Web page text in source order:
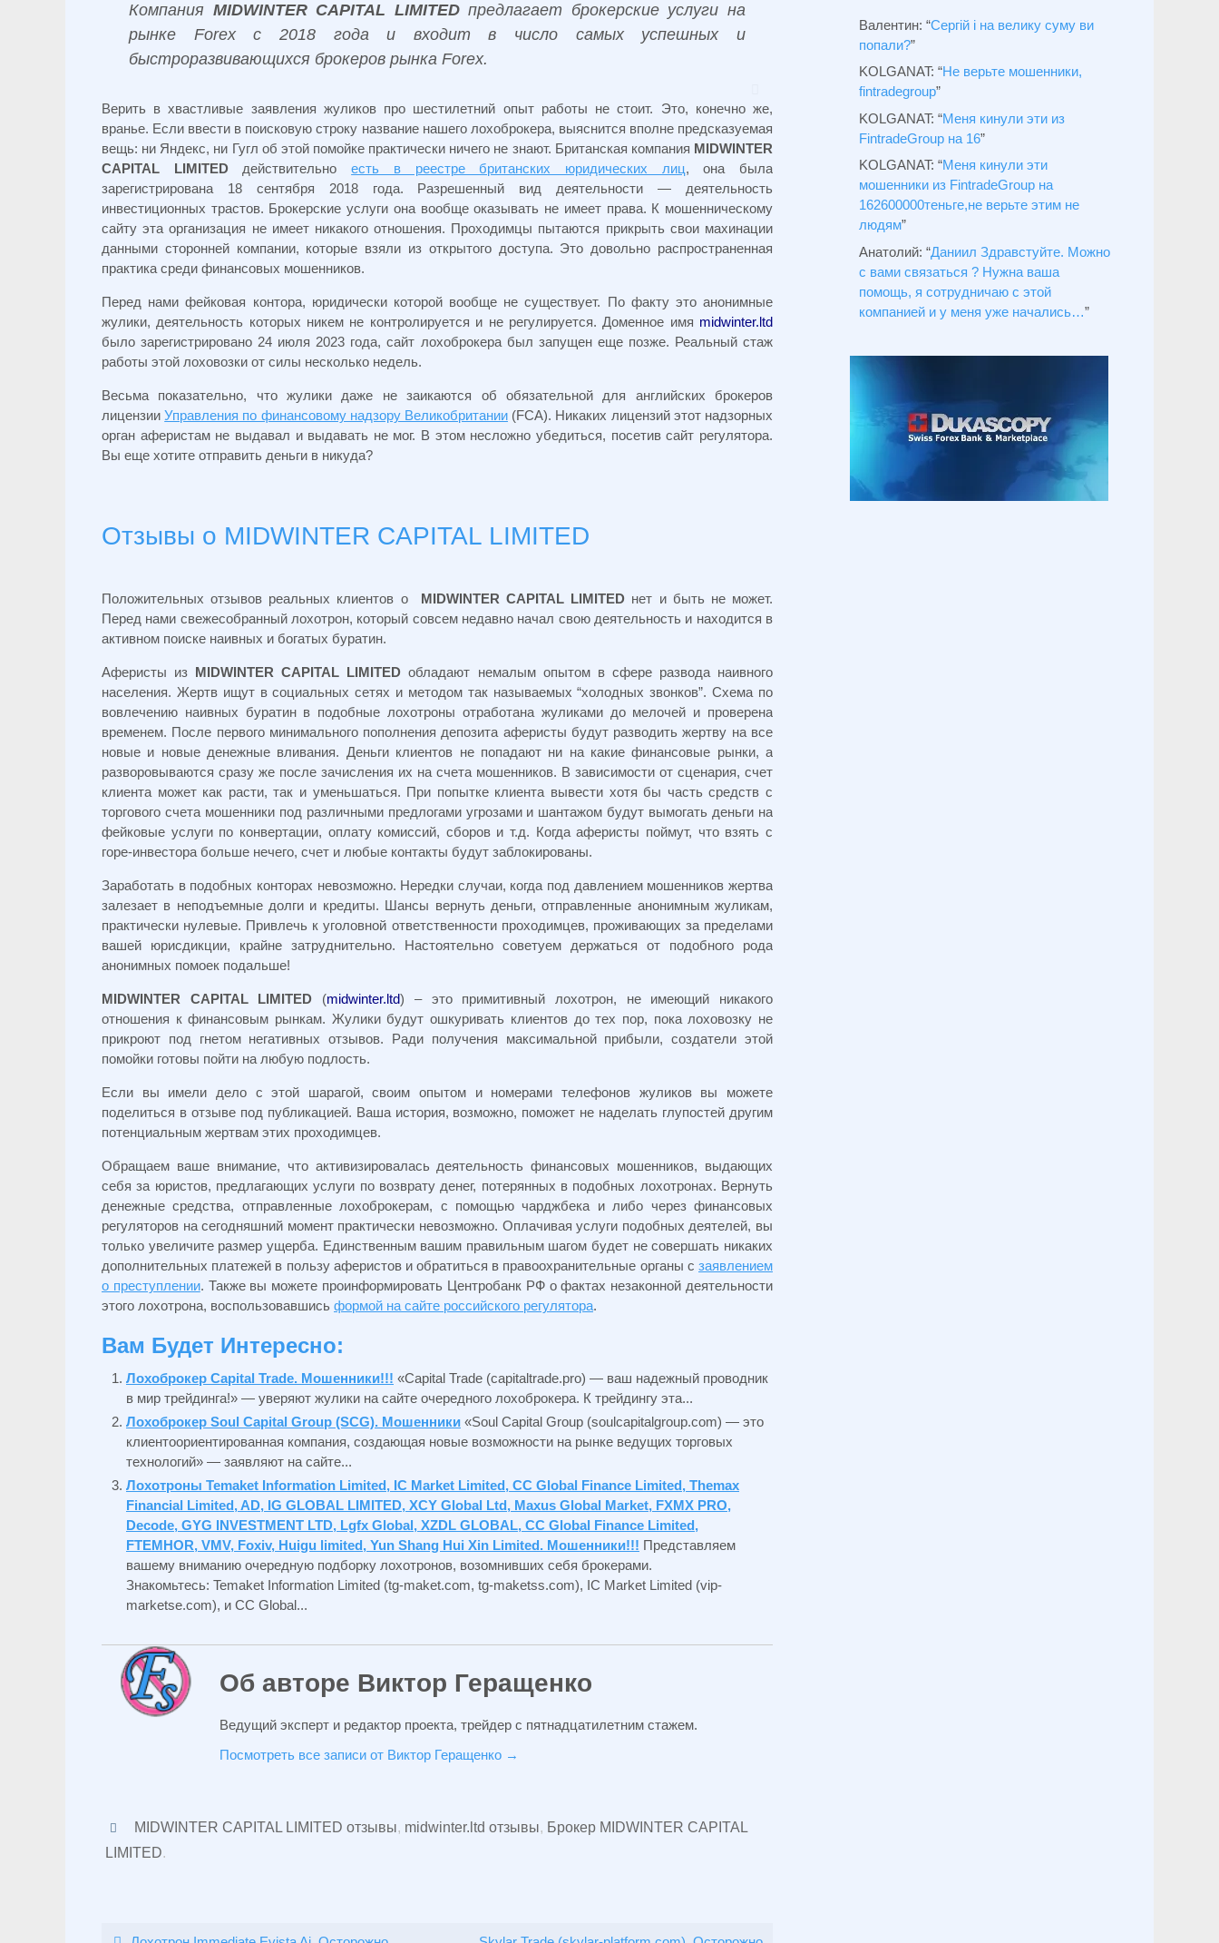
Компания MIDWINTER CAPITAL LIMITEDпредлагает брокерские услуги на
рынке Forex с 2018 года и входит в число самых успешных и
быстроразвивающихся брокеров рынка Forex.
Верить в хвастливые заявления жуликов про шестилетний опыт работы не стоит. Это, конечно же,
вранье. Если ввести в поисковую строку название нашего лохоброкера, выяснится вполне предсказуемая
вещь: ни Яндекс, ни Гугл об этой помойке практически ничего не знают. Британская компания MIDWINTER
CAPITAL LIMITED действительноесть в реестре британских юридических лиц, она была
зарегистрирована 18 сентября 2018 года. Разрешенный вид деятельности — деятельность
инвестиционных трастов. Брокерские услуги она вообще оказывать не имеет права. К мошенническому
сайту эта организация не имеет никакого отношения. Проходимцы пытаются прикрыть свои махинации
данными сторонней компании, которые взяли из открытого доступа. Это довольно распространенная
практика среди финансовых мошенников.
Перед нами фейковая контора, юридически которой вообще не существует. По факту это анонимные
жулики, деятельность которых никем не контролируется и не регулируется. Доменное имя midwinter.ltd
было зарегистрировано 24 июля 2023 года, сайт лохоброкера был запущен еще позже. Реальный стаж
работы этой лоховозки от силы несколько недель.
Весьма показательно, что жулики даже не заикаются об обязательной для английских брокеров
лицензииУправления по финансовому надзору Великобритании (FCA). Никаких лицензий этот надзорных
орган аферистам не выдавал и выдавать не мог. В этом несложно убедиться, посетив сайт регулятора.
Вы еще хотите отправить деньги в никуда?
Отзывы о MIDWINTER CAPITAL LIMITED
Положительных отзывов реальных клиентов о MIDWINTER CAPITAL LIMITED нет и быть не может.
Перед нами свежесобранный лохотрон, который совсем недавно начал свою деятельность и находится в
активном поиске наивных и богатых буратин.
Аферисты из MIDWINTER CAPITAL LIMITED обладают немалым опытом в сфере развода наивного
населения. Жертв ищут в социальных сетях и методом так называемых “холодных звонков”. Схема по
вовлечению наивных буратин в подобные лохотроны отработана жуликами до мелочей и проверена
временем. После первого минимального пополнения депозита аферисты будут разводить жертву на все
новые и новые денежные вливания. Деньги клиентов не попадают ни на какие финансовые рынки, а
разворовываются сразу же после зачисления их на счета мошенников. В зависимости от сценария, счет
клиента может как расти, так и уменьшаться. При попытке клиента вывести хотя бы часть средств с
торгового счета мошенники под различными предлогами угрозами и шантажом будут вымогать деньги на
фейковые услуги по конвертации, оплату комиссий, сборов и т.д. Когда аферисты поймут, что взять с
горе-инвестора больше нечего, счет и любые контакты будут заблокированы.
Заработать в подобных конторах невозможно. Нередки случаи, когда под давлением мошенников жертва
залезает в неподъемные долги и кредиты. Шансы вернуть деньги, отправленные анонимным жуликам,
практически нулевые. Привлечь к уголовной ответственности проходимцев, проживающих за пределами
вашей юрисдикции, крайне затруднительно. Настоятельно советуем держаться от подобного рода
анонимных помоек подальше!
MIDWINTER CAPITAL LIMITED (midwinter.ltd) – это примитивный лохотрон, не имеющий никакого
отношения к финансовым рынкам. Жулики будут ошкуривать клиентов до тех пор, пока лоховозку не
прикроют под гнетом негативных отзывов. Ради получения максимальной прибыли, создатели этой
помойки готовы пойти на любую подлость.
Если вы имели дело с этой шарагой, своим опытом и номерами телефонов жуликов вы можете
поделиться в отзыве под публикацией. Ваша история, возможно, поможет не наделать глупостей другим
потенциальным жертвам этих проходимцев.
Обращаем ваше внимание, что активизировалась деятельность финансовых мошенников, выдающих
себя за юристов, предлагающих услуги по возврату денег, потерянных в подобных лохотронах. Вернуть
денежные средства, отправленные лохоброкерам, с помощью чарджбека и либо через финансовых
регуляторов на сегодняшний момент практически невозможно. Оплачивая услуги подобных деятелей, вы
только увеличите размер ущерба. Единственным вашим правильным шагом будет не совершать никаких
дополнительных платежей в пользу аферистов и обратиться в правоохранительные органы с заявлением
о преступлении. Также вы можете проинформировать Центробанк РФ о фактах незаконной деятельности
этого лохотрона, воспользовавшись формой на сайте российского регулятора.
Вам Будет Интересно:
Лохоброкер Capital Trade. Мошенники!!! «Capital Trade (capitaltrade.pro) — ваш надежный проводник
в мир трейдинга!» — уверяют жулики на сайте очередного лохоброкера. К трейдингу эта...
Лохоброкер Soul Capital Group (SCG). Мошенники «Soul Capital Group (soulcapitalgroup.com) — это
клиентоориентированная компания, создающая новые возможности на рынке ведущих торговых
технологий» — заявляют на сайте...
Лохотроны Temaket Information Limited, IC Market Limited, CC Global Finance Limited, Themax
Financial Limited, AD, IG GLOBAL LIMITED, XCY Global Ltd, Maxus Global Market, FXMX PRO,
Decode, GYG INVESTMENT LTD, Lgfx Global, XZDL GLOBAL, CC Global Finance Limited,
FTEMHOR, VMV, Foxiv, Huigu limited, Yun Shang Hui Xin Limited. Мошенники!!! Представляем
вашему вниманию очередную подборку лохотронов, возомнивших себя брокерами.
Знакомьтесь: Temaket Information Limited (tg-maket.com, tg-maketss.com), IC Market Limited (vip-
marketse.com), и CC Global...
Об авторе Виктор Геращенко
Ведущий эксперт и редактор проекта, трейдер с пятнадцатилетним стажем.
Посмотреть все записи от Виктор Геращенко →
MIDWINTER CAPITAL LIMITED отзывы, midwinter.ltd отзывы, Брокер MIDWINTER CAPITAL
LIMITED.
Валентин: “Сергій і на велику суму ви
попали?”
KOLGANAT: “Не верьте мошенники,
fintradegroup”
KOLGANAT: “Меня кинули эти из
FintradeGroup на 16”
KOLGANAT: “Меня кинули эти
мошенники из FintradeGroup на
162600000теньге,не верьте этим не
людям”
Анатолий: “Даниил Здравстуйте. Можно
с вами связаться ? Нужна ваша
помощь, я сотрудничаю с этой
компанией и у меня уже начались…”